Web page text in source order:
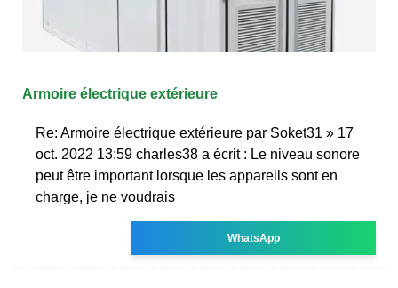
Armoire électrique extérieure
Re: Armoire électrique extérieure par Soket31 » 17
oct. 2022 13:59 charles38 a écrit : Le niveau sonore
peut être important lorsque les appareils sont en
charge, je ne voudrais
WhatsApp